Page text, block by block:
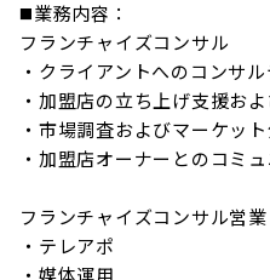
◼️業務内容：
フランチャイズコンサル
・クライアントへのコンサ
・加盟店の立ち上げ支援お
・市場調査およびマーケッ
・加盟店オーナーとのコミ
フランチャイズコンサル営業
・テレアポ
・媒体運用